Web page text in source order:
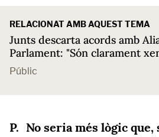
RELACIONAT AMB AQUEST TEMA
Junts descarta acords amb
Parlament: "Són clarament
Públic
No seria més lògic